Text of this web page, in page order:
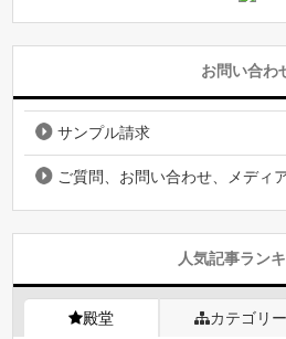
お問い合わ
サンプル請求
ご質問、お問い合わせ、メディ
人気記事ラン
殿堂 カテゴリー